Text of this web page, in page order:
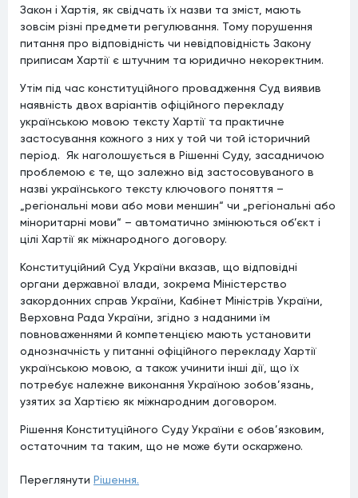
Закон і Хартія, як свідчать їх назви та зміст, мають
зовсім різні предмети регулювання. Тому порушення
питання про відповідність чи невідповідність Закону
приписам Хартії є штучним та юридично некоректним.
Утім під час конституційного провадження Суд виявив
наявність двох варіантів офіційного перекладу
українською мовою тексту Хартії та практичне
застосування кожного з них у той чи той історичний
період. Як наголошується в Рішенні Суду, засадничою
проблемою є те, що залежно від застосовуваного в
назві українського тексту ключового поняття –
„регіональні мови або мови меншин“ чи „регіональні або
міноритарні мови“ – автоматично змінюються об’єкт і
цілі Хартії як міжнародного договору.
Конституційний Суд України вказав, що відповідні
органи державної влади, зокрема Міністерство
закордонних справ України, Кабінет Міністрів України,
Верховна Рада України, згідно з наданими їм
повноваженнями й компетенцією мають установити
однозначність у питанні офіційного перекладу Хартії
українською мовою, а також учинити інші дії, що їх
потребує належне виконання Україною зобов’язань,
узятих за Хартією як міжнародним договором.
Рішення Конституційного Суду України є обов’язковим,
остаточним та таким, що не може бути оскаржено.
Переглянути Рішення.